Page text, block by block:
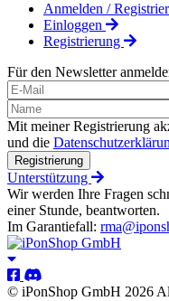
Anmelden /
Einloggen
Registrierung
Für den Newsletter
Mit meiner Registrierung
und die
Registrierung
Unterstützung
Wir werden Ihre Fragen
einer Stunde, beantworten.
Im Garantiefall:
© iPonShop GmbH 2026